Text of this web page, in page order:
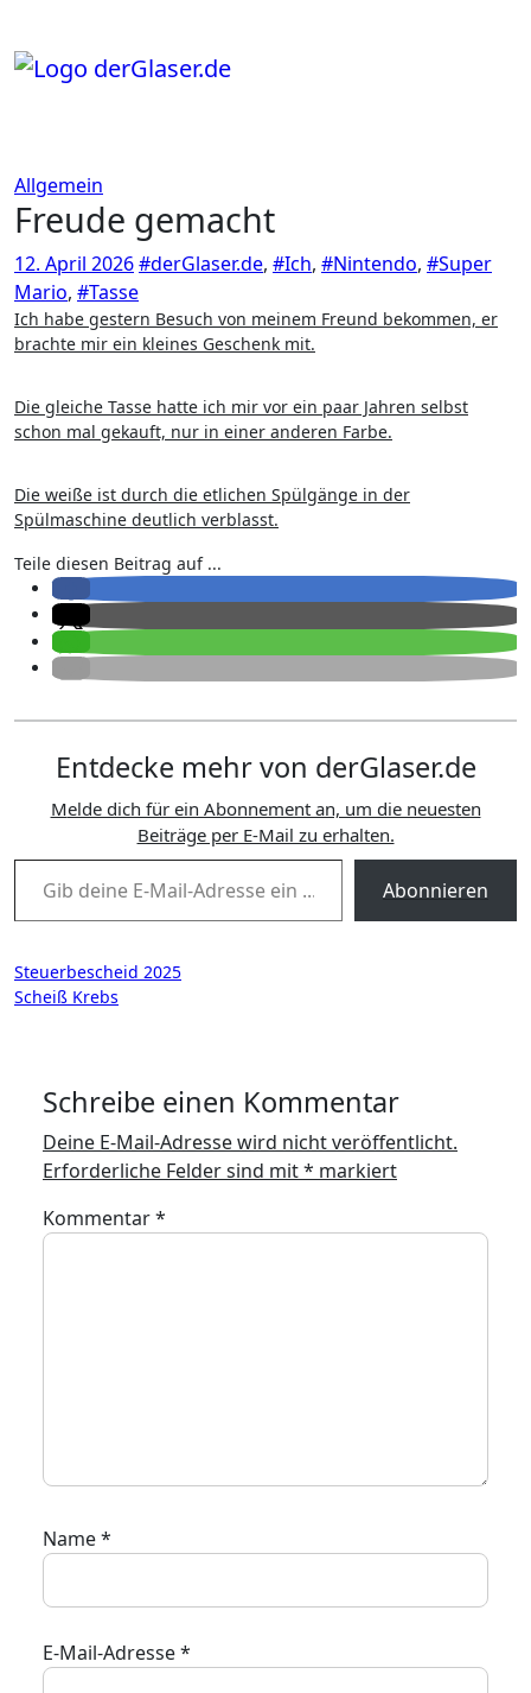
springen
Allgemein
Freude gemacht
12. April 2026#derGlaser.de, #Ich, #Nintendo, #Super
Mario, #Tasse
Ich habe gestern Besuch von meinem Freund bekommen, er
brachte mir ein kleines Geschenk mit.
Die gleiche Tasse hatte ich mir vor ein paar Jahren selbst
schon mal gekauft, nur in einer anderen Farbe.
Die weiße ist durch die etlichen Spülgänge in der
Spülmaschine deutlich verblasst.
Teile diesen Beitrag auf ...
Entdecke mehr von derGlaser.de
Melde dich für ein Abonnement an, um die neuesten
Beiträge per E-Mail zu erhalten.
Gib deine E-Mail-Adresse ein ...
Abonnieren
Beitragsnavigation
Steuerbescheid 2025
Scheiß Krebs
Schreibe einen Kommentar
Deine E-Mail-Adresse wird nicht veröffentlicht.
Erforderliche Felder sind mit* markiert
Kommentar*
Name*
E-Mail-Adresse*